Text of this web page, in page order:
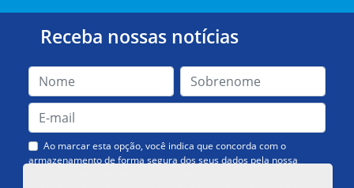
Receba nossas notícias
Ao marcar esta opção, você indica que concorda com o
armazenamento de forma segura dos seus dados pela nossa